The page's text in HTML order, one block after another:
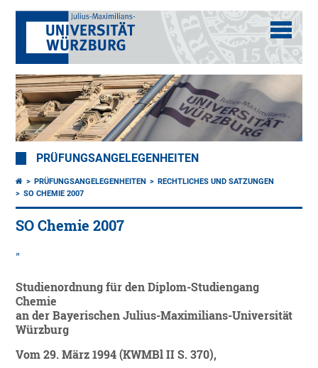
PRÜFUNGSANGELEGENHEITEN
PRÜFUNGSANGELEGENHEITEN
RECHTLICHES UND SATZUNGEN
SO CHEMIE 2007
SO Chemie 2007
Studienordnung für den Diplom-Studiengang
Chemie
an der Bayerischen Julius-Maximilians-Universität
Würzburg
Vom 29. März 1994(KWMBl II S. 370),